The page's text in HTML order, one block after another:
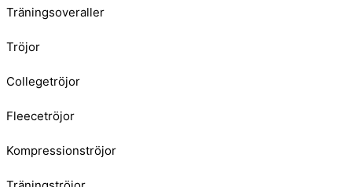
Träningsoveraller
Tröjor
Collegetröjor
Fleecetröjor
Kompressionströjor